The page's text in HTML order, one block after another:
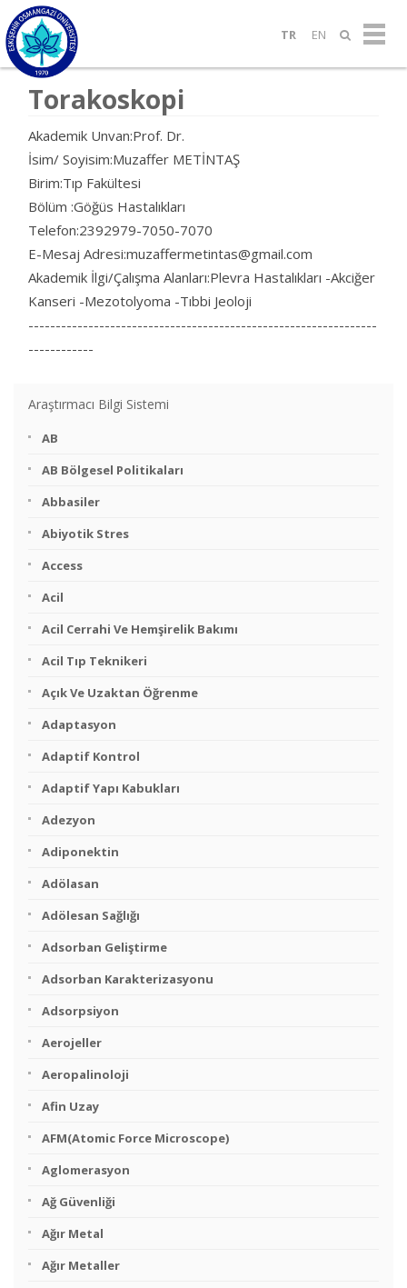
TR EN
Torakoskopi
Akademik Unvan:Prof. Dr.
İsim/ Soyisim:Muzaffer METİNTAŞ
Birim:Tıp Fakültesi
Bölüm :Göğüs Hastalıkları
Telefon:2392979-7050-7070
E-Mesaj Adresi:muzaffermetintas@gmail.com
Akademik İlgi/Çalışma Alanları:Plevra Hastalıkları -Akciğer
Kanseri -Mezotolyoma -Tıbbi Jeoloji
----------------------------------------------------------------
------------
Araştırmacı Bilgi Sistemi
AB
AB Bölgesel Politikaları
Abbasiler
Abiyotik Stres
Access
Acil
Acil Cerrahi Ve Hemşirelik Bakımı
Acil Tıp Teknikeri
Açık Ve Uzaktan Öğrenme
Adaptasyon
Adaptif Kontrol
Adaptif Yapı Kabukları
Adezyon
Adiponektin
Adölasan
Adölesan Sağlığı
Adsorban Geliştirme
Adsorban Karakterizasyonu
Adsorpsiyon
Aerojeller
Aeropalinoloji
Afin Uzay
AFM(Atomic Force Microscope)
Aglomerasyon
Ağ Güvenliği
Ağır Metal
Ağır Metaller